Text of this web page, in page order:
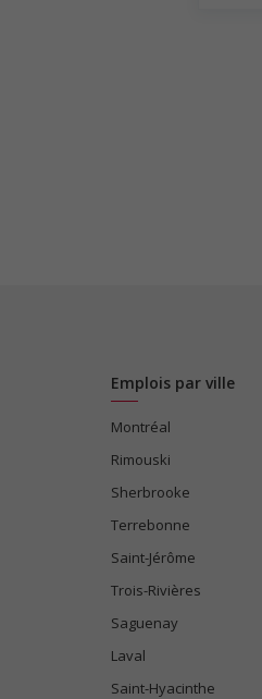
Emplois par ville
Montréal
Rimouski
Sherbrooke
Terrebonne
Saint-Jérôme
Trois-Rivières
Saguenay
Laval
Saint-Hyacinthe